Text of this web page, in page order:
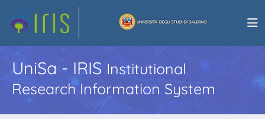
UniSa - IRISInstitutional
Research Information System